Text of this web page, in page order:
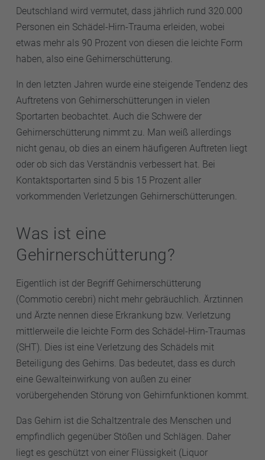
Deutschland wird vermutet, dass jährlich rund 320.000
Personen ein Schädel-Hirn-Trauma erleiden, wobei
etwas mehr als 90 Prozent von diesen die leichte Form
haben, also eine Gehirnerschütterung.
In den letzten Jahren wurde eine steigende Tendenz des
Auftretens von Gehirnerschütterungen in vielen
Sportarten beobachtet. Auch die Schwere der
Gehirnerschütterung nimmt zu. Man weiß allerdings
nicht genau, ob dies an einem häufigeren Auftreten liegt
oder ob sich das Verständnis verbessert hat. Bei
Kontaktsportarten sind 5 bis 15 Prozent aller
vorkommenden Verletzungen Gehirnerschütterungen.
Was ist eine
Gehirnerschütterung?
Eigentlich ist der Begriff Gehirnerschütterung
(Commotio cerebri) nicht mehr gebräuchlich. Ärztinnen
und Ärzte nennen diese Erkrankung bzw. Verletzung
mittlerweile die leichte Form des Schädel-Hirn-Traumas
(SHT). Dies ist eine Verletzung des Schädels mit
Beteiligung des Gehirns. Das bedeutet, dass es durch
eine Gewalteinwirkung von außen zu einer
vorübergehenden Störung von Gehirnfunktionen kommt.
Das Gehirn ist die Schaltzentrale des Menschen und
empfindlich gegenüber Stößen und Schlägen. Daher
liegt es geschützt von einer Flüssigkeit (Liquor